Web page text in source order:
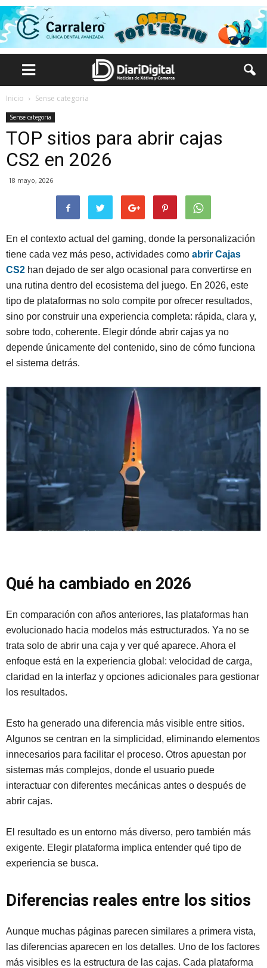
Inicio Sense categoria
Sense categoria
TOP sitios para abrir cajas
CS2 en 2026
18 mayo, 2026
En el contexto actual del gaming, donde la personalización
tiene cada vez más peso, actividades como abrir Cajas
CS2 han dejado de ser algo ocasional para convertirse en
una rutina dentro del ecosistema del juego. En 2026, este
tipo de plataformas no solo compite por ofrecer resultados,
sino por construir una experiencia completa: rápida, clara y,
sobre todo, coherente. Elegir dónde abrir cajas ya no
depende únicamente del contenido, sino de cómo funciona
el sistema detrás.
Qué ha cambiado en 2026
En comparación con años anteriores, las plataformas han
evolucionado hacia modelos más estructurados. Ya no se
trata solo de abrir una caja y ver qué aparece. Ahora el
enfoque está en la experiencia global: velocidad de carga,
claridad en la interfaz y opciones adicionales para gestionar
los resultados.
Esto ha generado una diferencia más visible entre sitios.
Algunos se centran en la simplicidad, eliminando elementos
innecesarios para facilitar el proceso. Otros apuestan por
sistemas más complejos, donde el usuario puede
interactuar con diferentes mecánicas antes o después de
abrir cajas.
El resultado es un entorno más diverso, pero también más
exigente. Elegir plataforma implica entender qué tipo de
experiencia se busca.
Diferencias reales entre los sitios
Aunque muchas páginas parecen similares a primera vista,
las diferencias aparecen en los detalles. Uno de los factores
más visibles es la estructura de las cajas. Cada plataforma